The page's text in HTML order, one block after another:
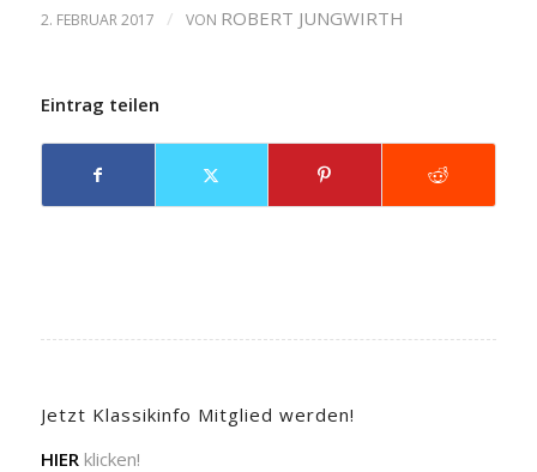
2. FEBRUAR 2017 / VON ROBERT JUNGWIRTH
Eintrag teilen
Jetzt Klassikinfo Mitglied werden!
HIER klicken!